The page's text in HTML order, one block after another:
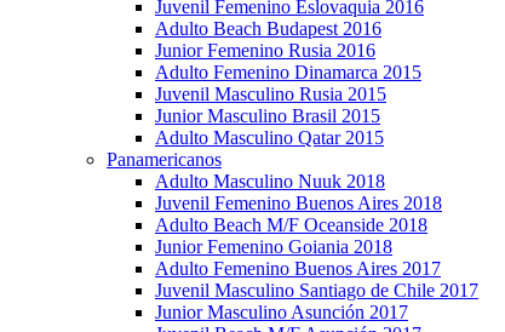
Juvenil Femenino Eslovaquia 2016
Adulto Beach Budapest 2016
Junior Femenino Rusia 2016
Adulto Femenino Dinamarca 2015
Juvenil Masculino Rusia 2015
Junior Masculino Brasil 2015
Adulto Masculino Qatar 2015
Panamericanos
Adulto Masculino Nuuk 2018
Juvenil Femenino Buenos Aires 2018
Adulto Beach M/F Oceanside 2018
Junior Femenino Goiania 2018
Adulto Femenino Buenos Aires 2017
Juvenil Masculino Santiago de Chile 2017
Junior Masculino Asunción 2017